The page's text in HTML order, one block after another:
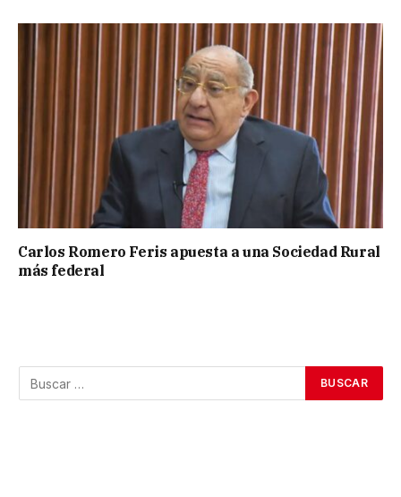
Carlos Romero Feris apuesta a una Sociedad Rural
más federal